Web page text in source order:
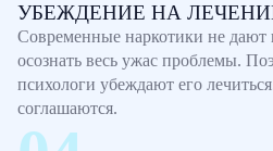
УБЕЖДЕНИЕ НА
Современные наркотики не дают
осознать весь ужас проблемы.
психологи убеждают его
соглашаются.